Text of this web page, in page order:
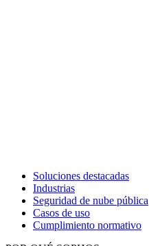
Soluciones destacadas
Industrias
Seguridad de nube pública
Casos de uso
Cumplimiento normativo